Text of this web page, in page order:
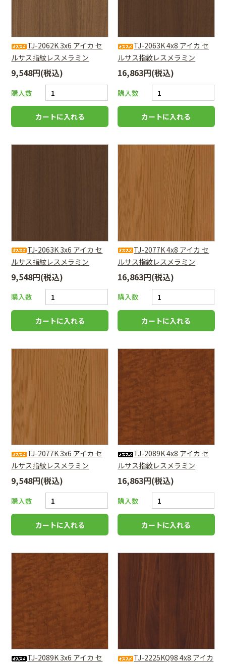
TJ-2062K 3x6 アイカ セ
ルサス指紋レスメラミン
9,548円(税込)
購入数
TJ-2063K 4x8 アイカ セ
ルサス指紋レスメラミン
16,863円(税込)
購入数
TJ-2063K 3x6 アイカ セ
ルサス指紋レスメラミン
9,548円(税込)
購入数
TJ-2077K 4x8 アイカ セ
ルサス指紋レスメラミン
16,863円(税込)
購入数
TJ-2077K 3x6 アイカ セ
ルサス指紋レスメラミン
9,548円(税込)
購入数
TJ-2089K 4x8 アイカ セ
ルサス指紋レスメラミン
16,863円(税込)
購入数
TJ-2089K 3x6 アイカ セ
TJ-2225KQ98 4x8 アイカ